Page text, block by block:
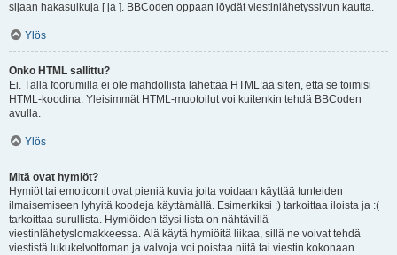
sijaan hakasulkuja [ ja ]. BBCoden oppaan löydät viestinlähetyssivun kautta.
Ylös
Onko HTML sallittu?
Ei. Tällä foorumilla ei ole mahdollista lähettää HTML:ää siten, että se toimisi
HTML-koodina. Yleisimmät HTML-muotoilut voi kuitenkin tehdä BBCoden
avulla.
Ylös
Mitä ovat hymiöt?
Hymiöt tai emoticonit ovat pieniä kuvia joita voidaan käyttää tunteiden
ilmaisemiseen lyhyitä koodeja käyttämällä. Esimerkiksi :) tarkoittaa iloista ja :(
tarkoittaa surullista. Hymiöiden täysi lista on nähtävillä
viestinlähetyslomakkeessa. Älä käytä hymiöitä liikaa, sillä ne voivat tehdä
viestistä lukukelvottoman ja valvoja voi poistaa niitä tai viestin kokonaan.